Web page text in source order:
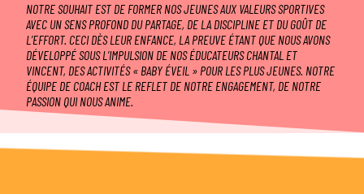
NOTRE SOUHAIT EST DE FORMER NOS JEUNES AUX VALEURS SPORTIVES
AVEC UN SENS PROFOND DU PARTAGE, DE LA DISCIPLINE ET DU GOÛT DE
L’EFFORT. CECI DÈS LEUR ENFANCE, LA PREUVE ÉTANT QUE NOUS AVONS
DÉVELOPPÉ SOUS L’IMPULSION DE NOS ÉDUCATEURS CHANTAL ET
VINCENT, DES ACTIVITÉS « BABY ÉVEIL » POUR LES PLUS JEUNES. NOTRE
ÉQUIPE DE COACH EST LE REFLET DE NOTRE ENGAGEMENT, DE NOTRE
PASSION QUI NOUS ANIME.